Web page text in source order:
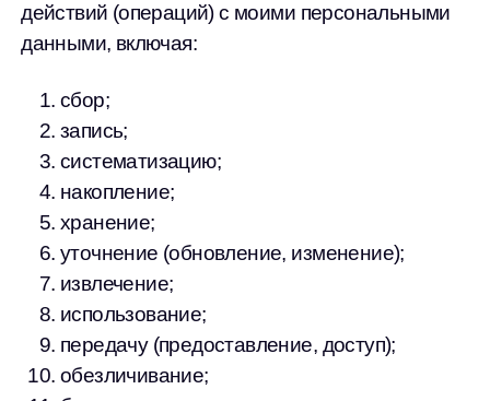
действий (операций) с моими персональными
данными, включая:
сбор;
запись;
систематизацию;
накопление;
хранение;
уточнение (обновление, изменение);
извлечение;
использование;
передачу (предоставление, доступ);
обезличивание;